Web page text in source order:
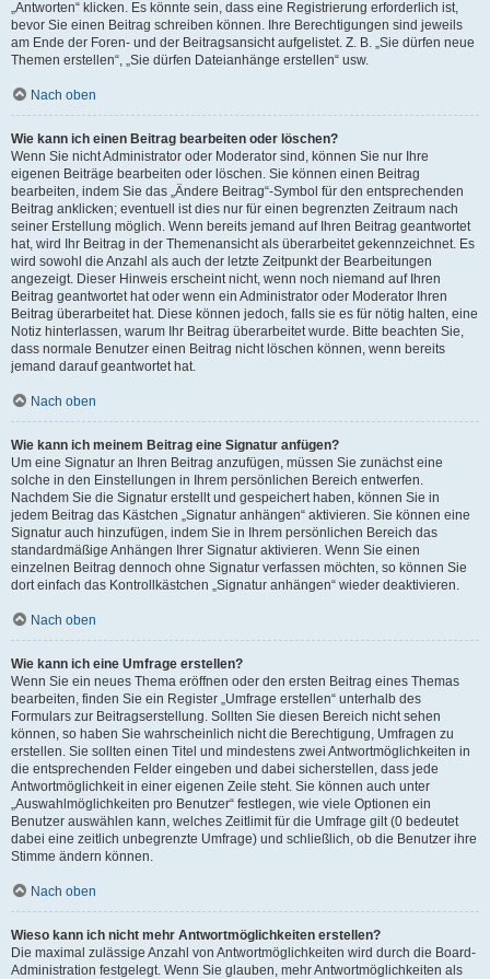
„Antworten“ klicken. Es könnte sein, dass eine Registrierung erforderlich ist,
bevor Sie einen Beitrag schreiben können. Ihre Berechtigungen sind jeweils
am Ende der Foren- und der Beitragsansicht aufgelistet. Z. B. „Sie dürfen neue
Themen erstellen“, „Sie dürfen Dateianhänge erstellen“ usw.
Nach oben
Wie kann ich einen Beitrag bearbeiten oder löschen?
Wenn Sie nicht Administrator oder Moderator sind, können Sie nur Ihre
eigenen Beiträge bearbeiten oder löschen. Sie können einen Beitrag
bearbeiten, indem Sie das „Ändere Beitrag“-Symbol für den entsprechenden
Beitrag anklicken; eventuell ist dies nur für einen begrenzten Zeitraum nach
seiner Erstellung möglich. Wenn bereits jemand auf Ihren Beitrag geantwortet
hat, wird Ihr Beitrag in der Themenansicht als überarbeitet gekennzeichnet. Es
wird sowohl die Anzahl als auch der letzte Zeitpunkt der Bearbeitungen
angezeigt. Dieser Hinweis erscheint nicht, wenn noch niemand auf Ihren
Beitrag geantwortet hat oder wenn ein Administrator oder Moderator Ihren
Beitrag überarbeitet hat. Diese können jedoch, falls sie es für nötig halten, eine
Notiz hinterlassen, warum Ihr Beitrag überarbeitet wurde. Bitte beachten Sie,
dass normale Benutzer einen Beitrag nicht löschen können, wenn bereits
jemand darauf geantwortet hat.
Nach oben
Wie kann ich meinem Beitrag eine Signatur anfügen?
Um eine Signatur an Ihren Beitrag anzufügen, müssen Sie zunächst eine
solche in den Einstellungen in Ihrem persönlichen Bereich entwerfen.
Nachdem Sie die Signatur erstellt und gespeichert haben, können Sie in
jedem Beitrag das Kästchen „Signatur anhängen“ aktivieren. Sie können eine
Signatur auch hinzufügen, indem Sie in Ihrem persönlichen Bereich das
standardmäßige Anhängen Ihrer Signatur aktivieren. Wenn Sie einen
einzelnen Beitrag dennoch ohne Signatur verfassen möchten, so können Sie
dort einfach das Kontrollkästchen „Signatur anhängen“ wieder deaktivieren.
Nach oben
Wie kann ich eine Umfrage erstellen?
Wenn Sie ein neues Thema eröffnen oder den ersten Beitrag eines Themas
bearbeiten, finden Sie ein Register „Umfrage erstellen“ unterhalb des
Formulars zur Beitragserstellung. Sollten Sie diesen Bereich nicht sehen
können, so haben Sie wahrscheinlich nicht die Berechtigung, Umfragen zu
erstellen. Sie sollten einen Titel und mindestens zwei Antwortmöglichkeiten in
die entsprechenden Felder eingeben und dabei sicherstellen, dass jede
Antwortmöglichkeit in einer eigenen Zeile steht. Sie können auch unter
„Auswahlmöglichkeiten pro Benutzer“ festlegen, wie viele Optionen ein
Benutzer auswählen kann, welches Zeitlimit für die Umfrage gilt (0 bedeutet
dabei eine zeitlich unbegrenzte Umfrage) und schließlich, ob die Benutzer ihre
Stimme ändern können.
Nach oben
Wieso kann ich nicht mehr Antwortmöglichkeiten erstellen?
Die maximal zulässige Anzahl von Antwortmöglichkeiten wird durch die Board-
Administration festgelegt. Wenn Sie glauben, mehr Antwortmöglichkeiten als